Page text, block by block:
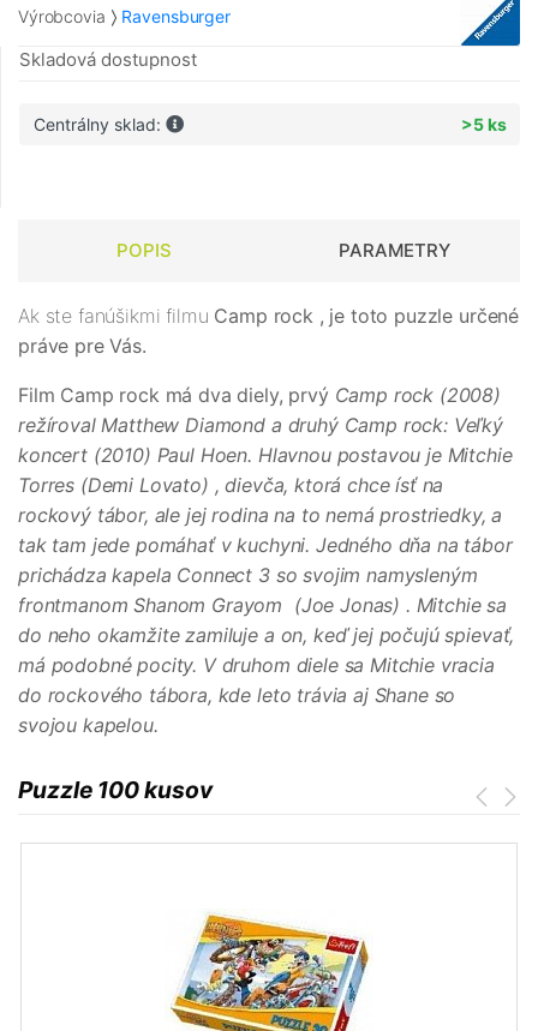
Výrobcovia Ravensburger
Skladová dostupnost
Centrálny sklad: >5 ks
POPIS PARAMETRY
Ak ste fanúšikmi filmu Camp rock , je toto puzzle určené
práve pre Vás.
Film Camp rock má dva diely, prvý Camp rock (2008)
režíroval Matthew Diamond a druhý Camp rock: Veľký
koncert (2010) Paul Hoen. Hlavnou postavou je Mitchie
Torres (Demi Lovato) , dievča, ktorá chce ísť na
rockový tábor, ale jej rodina na to nemá prostriedky, a
tak tam jede pomáhať v kuchyni. Jedného dňa na tábor
prichádza kapela Connect 3 so svojim namysleným
frontmanom Shanom Grayom ​​ (Joe Jonas) . Mitchie sa
do neho okamžite zamiluje a on, keď jej počujú spievať,
má podobné pocity. V druhom diele sa Mitchie vracia
do rockového tábora, kde leto trávia aj Shane so
svojou kapelou.
Puzzle 100 kusov